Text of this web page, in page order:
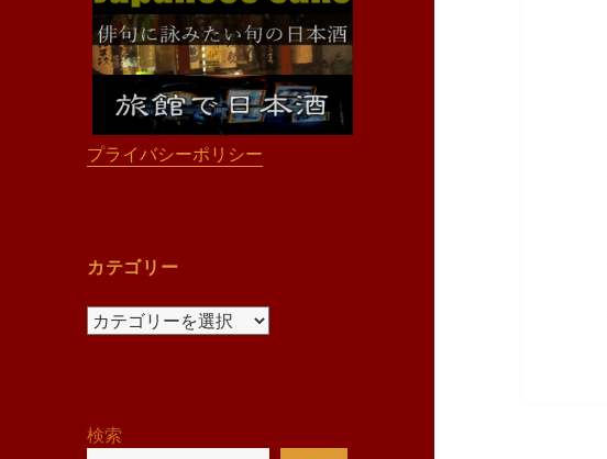
プライバシーポリシー
カテゴリー
カ
ー
検索